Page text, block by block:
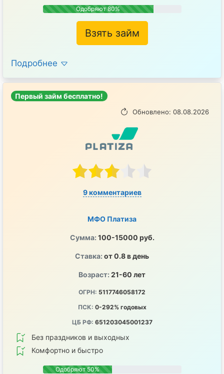
Одобряют 80%
Взять займ
Подробнее
Первый займ бесплатно!
Обновлено: 08.08.2026
9 комментариев
МФО Платиза
Сумма: 100-15000 руб.
Ставка: от 0.8 в день
Возраст: 21-60 лет
ОГРН: 5117746058172
ПСК: 0-292% годовых
ЦБ РФ: 651203045001237
Без праздников и выходных
Комфортно и быстро
Одобряют 50%